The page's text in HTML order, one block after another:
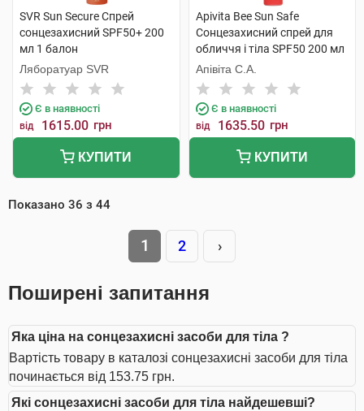
SVR Sun Secure Спрей
сонцезахисний SPF50+ 200
мл 1 балон
Ляборатуар SVR
Є в наявності
від 1615.00 грн
КУПИТИ
Apivita Bee Sun Safe
Сонцезахисний спрей для
обличчя і тіла SPF50 200 мл
1 флакон
Апівіта С.А.
Є в наявності
від 1635.50 грн
КУПИТИ
Показано 36 з 44
1 2 ›
Поширені запитання
Яка ціна на сонцезахисні засоби для тіла ?
Вартість товару в каталозі сонцезахисні засоби для тіла
починається від 153.75 грн.
Які сонцезахисні засоби для тіла найдешевші?